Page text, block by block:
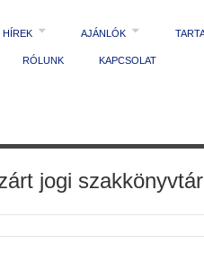
HÍREK AJÁNLÓK
RÓLUNK KAPCSOLAT
jogi